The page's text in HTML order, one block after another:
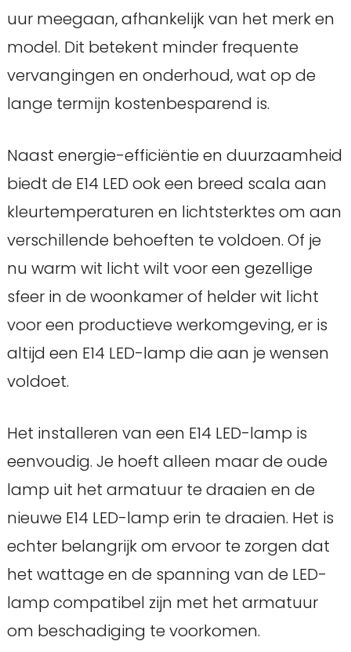
uur meegaan, afhankelijk van het merk en
model. Dit betekent minder frequente
vervangingen en onderhoud, wat op de
lange termijn kostenbesparend is.
Naast energie-efficiëntie en duurzaamheid
biedt de E14 LED ook een breed scala aan
kleurtemperaturen en lichtsterktes om aan
verschillende behoeften te voldoen. Of je
nu warm wit licht wilt voor een gezellige
sfeer in de woonkamer of helder wit licht
voor een productieve werkomgeving, er is
altijd een E14 LED-lamp die aan je wensen
voldoet.
Het installeren van een E14 LED-lamp is
eenvoudig. Je hoeft alleen maar de oude
lamp uit het armatuur te draaien en de
nieuwe E14 LED-lamp erin te draaien. Het is
echter belangrijk om ervoor te zorgen dat
het wattage en de spanning van de LED-
lamp compatibel zijn met het armatuur
om beschadiging te voorkomen.